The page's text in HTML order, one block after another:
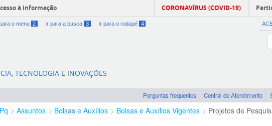
à informação CORONAVÍRUS (COVID-19)
o menu 2 Ir para a busca 3 Ir para o rodapé 4
TECNOLOGIA E INOVAÇÕES
Perguntas frequentes Central de Atendimento
Assuntos Bolsas e Auxílios Bolsas e Auxílios Vigentes Projetos de